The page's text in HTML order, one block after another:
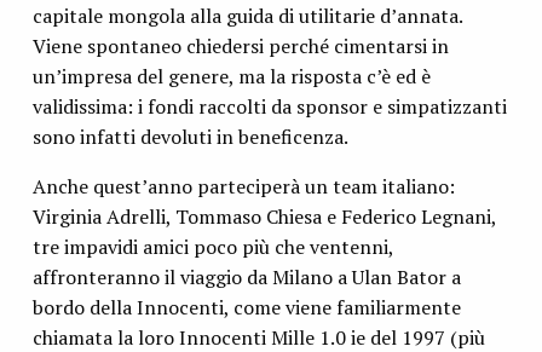
capitale mongola alla guida di utilitarie d’annata.
Viene spontaneo chiedersi perché cimentarsi in
un’impresa del genere, ma la risposta c’è ed è
validissima: i fondi raccolti da sponsor e simpatizzanti
sono infatti devoluti in beneficenza.
Anche quest’anno parteciperà un team italiano:
Virginia Adrelli, Tommaso Chiesa e Federico Legnani,
tre impavidi amici poco più che ventenni,
affronteranno il viaggio da Milano a Ulan Bator a
bordo della Innocenti, come viene familiarmente
chiamata la loro Innocenti Mille 1.0 ie del 1997 (più